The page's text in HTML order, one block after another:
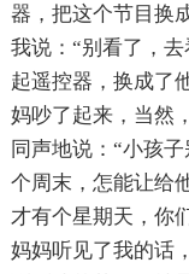
器，把这个节目换
我说：“别看了，
起遥控器，换成了
妈吵了起来，当然
同声地说：“小孩
个周末，怎能让给
才有个星期天，你
妈妈听见了我的话